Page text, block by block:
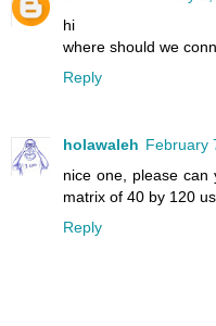
hi
where should we
Reply
holawaleh February
nice one, please can
matrix of 40 by 120
Reply